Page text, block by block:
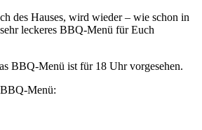
des Hauses, wird wieder – wie schon in
leckeres BBQ-Menü für Euch
BBQ-Menü ist für 18 Uhr vorgesehen.
Menü: